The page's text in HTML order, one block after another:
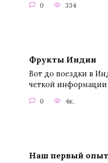
0 334
Фрукты Индии
Вот до поездки в
четкой информации
0 4к.
Наш первый опыт